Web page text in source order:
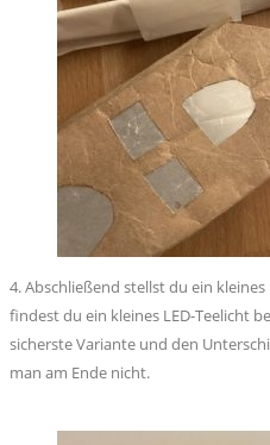
4. Abschließend stellst du ein
findest du ein kleines LED-Teelicht
sicherste Variante und den
man am Ende nicht.